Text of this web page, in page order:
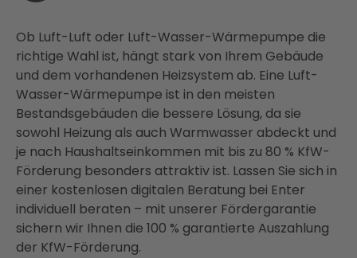
Ob Luft-Luft oder Luft-Wasser-Wärmepumpe die
richtige Wahl ist, hängt stark von Ihrem Gebäude
und dem vorhandenen Heizsystem ab. Eine Luft-
Wasser-Wärmepumpe ist in den meisten
Bestandsgebäuden die bessere Lösung, da sie
sowohl Heizung als auch Warmwasser abdeckt und
je nach Haushaltseinkommen mit bis zu 80 % KfW-
Förderung besonders attraktiv ist. Lassen Sie sich in
einer kostenlosen digitalen Beratung bei Enter
individuell beraten – mit unserer Fördergarantie
sichern wir Ihnen die 100 % garantierte Auszahlung
der KfW-Förderung.